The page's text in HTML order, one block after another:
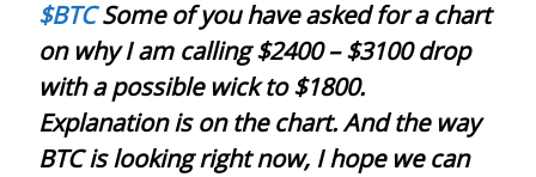
$BTCSome of you have asked for a chart
on why I am calling $2400 – $3100 drop
with a possible wick to $1800.
Explanation is on the chart. And the way
BTC is looking right now, I hope we can